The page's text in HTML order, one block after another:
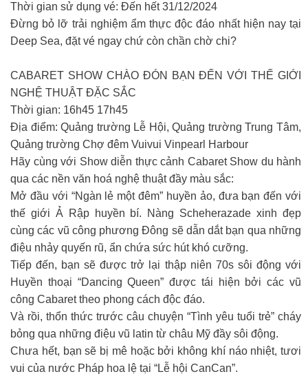
Thời gian sử dụng vé: Đến hết 31/12/2024
Đừng bỏ lỡ trải nghiệm ẩm thực độc đáo nhất hiện nay tại
Deep Sea, đặt vé ngay chứ còn chần chờ chi?
CABARET SHOW CHÀO ĐÓN BẠN ĐẾN VỚI THẾ GIỚI
NGHỆ THUẬT ĐẶC SẮC
Thời gian: 16h45 17h45
Địa điểm: Quảng trường Lễ Hội, Quảng trường Trung Tâm,
Quảng trường Chợ đêm Vuivui Vinpearl Harbour
Hãy cùng với Show diễn thực cảnh Cabaret Show du hành
qua các nền văn hoá nghệ thuật đầy màu sắc:
Mở đầu với “Ngàn lẻ một đêm” huyền ảo, đưa bạn đến với
thế giới Ả Rập huyền bí. Nàng Scheherazade xinh đẹp
cùng các vũ công phương Đông sẽ dẫn dắt bạn qua những
điệu nhảy quyến rũ, ẩn chứa sức hút khó cưỡng.
Tiếp đến, bạn sẽ được trở lại thập niên 70s sôi động với
Huyền thoại “Dancing Queen” được tái hiện bởi các vũ
công Cabaret theo phong cách độc đáo.
Và rồi, thổn thức trước câu chuyện “Tình yêu tuổi trẻ” cháy
bỏng qua những điệu vũ latin từ châu Mỹ đầy sôi động.
Chưa hết, bạn sẽ bị mê hoặc bởi không khí náo nhiệt, tươi
vui của nước Pháp hoa lệ tại “Lễ hội CanCan”.